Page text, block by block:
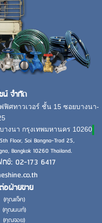
น์ จำกัด
ฟิศทาวเวอร์ ชั้น 15 ซอยบางนา-
งนา กรุงเทพมหานคร 10260
Floor, Soi Bangna-Trad 25,
Bangkok 10260 Thailand.
ซ์: 02-173 6417
ฝ่ายขาย
(คุณแจ็ค)
(คุณนนท์)
คุณจอย)